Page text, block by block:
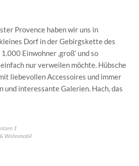
Provence haben wir uns in
Dorf in der Gebirgskette des
Einwohner ‚groß‘ und so
nur verweilen möchte. Hübsche
liebevollen Accessoires und immer
und interessante Galerien. Hach, das
1
Wohnmobil